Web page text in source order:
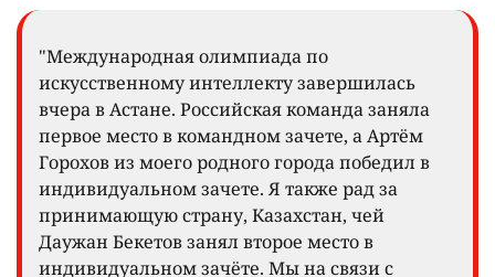
"Международная олимпиада по
искусственному интеллекту завершилась
вчера в Астане. Российская команда заняла
первое место в командном зачете, а Артём
Горохов из моего родного города победил в
индивидуальном зачете. Я также рад за
принимающую страну, Казахстан, чей
Даужан Бекетов занял второе место в
индивидуальном зачёте. Мы на связи с